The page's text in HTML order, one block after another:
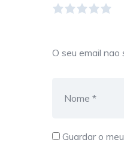
O seu email nao
Guardar o